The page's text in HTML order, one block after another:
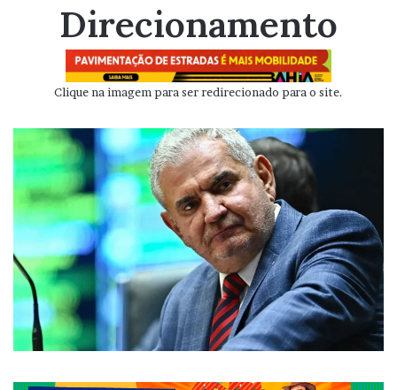
Direcionamento
Clique na imagem para ser redirecionado para o site.